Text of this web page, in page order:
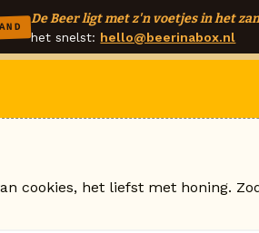
De Beer ligt met z'n voetjes in het
het snelst: hello@beerinabox.nl
cookies, het liefst met honing.